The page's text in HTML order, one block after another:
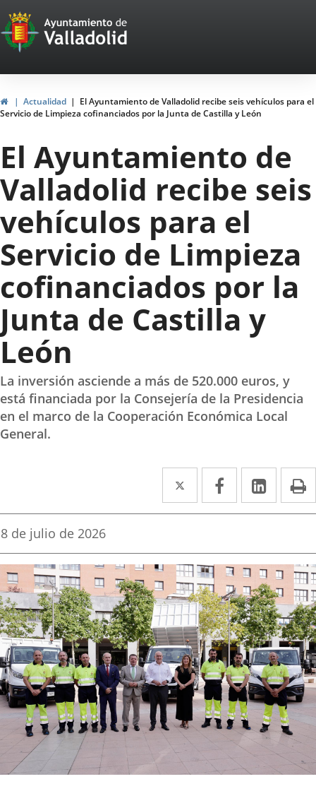
Portal
Web
del
Ayuntamiento
de
Valladolid
InicioActualidad
El Ayuntamiento de Valladolid recibe seis vehículos para el
Servicio de Limpieza cofinanciados por la Junta de Castilla y León
El Ayuntamiento de
Valladolid recibe seis
vehículos para el
Servicio de Limpieza
cofinanciados por la
Junta de Castilla y
León
La inversión asciende a más de 520.000 euros, y
está financiada por la Consejería de la Presidencia
en el marco de la Cooperación Económica Local
General.
Twitter
Enlace
a
aplicación
externa.
Facebook
Enlace
a
aplicación
externa.
Enlace
a
Fecha
la
noticia
8 de julio de 2026